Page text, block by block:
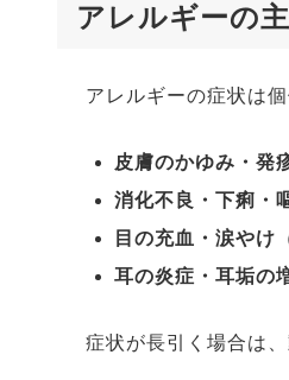
アレルギーの
アレルギーの症状は
皮膚のかゆみ・発
消化不良・下痢・
目の充血・涙やけ
耳の炎症・耳垢の
症状が長引く場合は